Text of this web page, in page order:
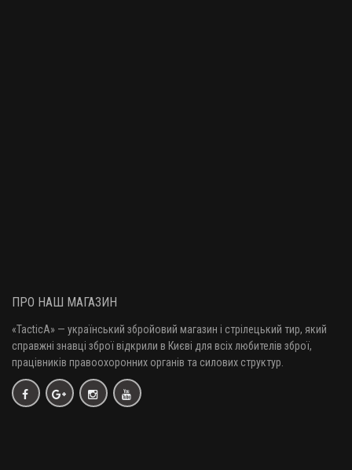
ПРО НАШ МАГАЗИН
«TacticA» — український збройовий магазин і стрілецький тир, який
справжні знавці зброї відкрили в Києві для всіх любителів зброї,
працівників правоохоронних органів та силових структур.